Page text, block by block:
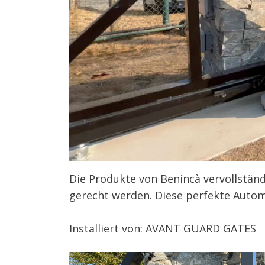
Die Produkte von Benincà
gerecht werden. Diese perfekte
Installiert von: AVANT GUARD GATES